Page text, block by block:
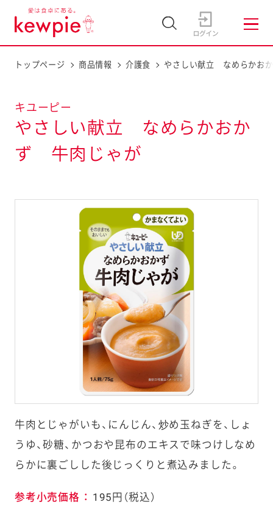
トップページ 商品情報 介護食 やさしい献立 なめらかお
キユーピー
やさしい献立 なめらかおか
ず 牛肉じゃが
牛肉とじゃがいも、にんじん、炒め玉ねぎを、しょ
うゆ、砂糖、かつおや昆布のエキスで味つけしなめ
らかに裏ごしした後じっくりと煮込みました。
参考小売価格 ： 195円（税込）